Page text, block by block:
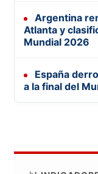
Argentina
Atlanta y
Mundial 2026
España
a la final del